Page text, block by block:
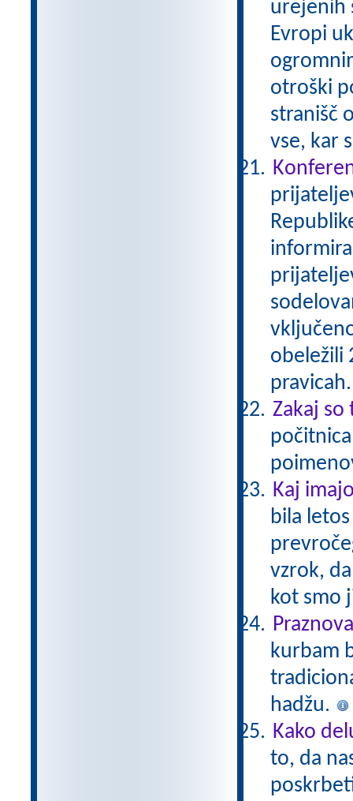
urejenih
Evropi
otroški
stranišč
vse, kar
obeležili
Zakaj
Kaj
bila
vzrok,
kot smo
kurbam
hadžu.
Kako
to, da